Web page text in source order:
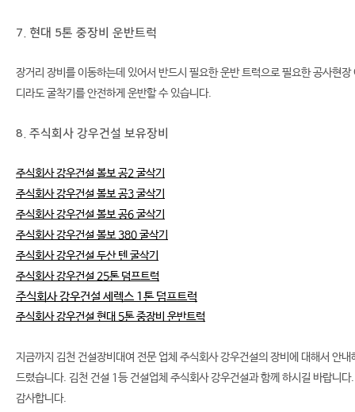
7. 현대 5톤 중장비 운반트럭
장거리 장비를 이동하는데 있어서 반드시 필요한 운반 트럭으로 필요한 공사현장
디라도 굴착기를 안전하게 운반할 수 있습니다.
8. 주식회사 강우건설 보유장비
주식회사 강우건설 볼보 공2 굴삭기
주식회사 강우건설 볼보 공3 굴삭기
주식회사 강우건설 볼보 공6 굴삭기
주식회사 강우건설 볼보 380 굴삭기
주식회사 강우건설 두산 텐 굴삭기
주식회사 강우건설 25톤 덤프트럭
주식회사 강우건설 세렉스 1톤 덤프트럭
주식회사 강우건설 현대 5톤 중장비 운반트럭
지금까지 김천 건설장비대여 전문 업체 주식회사 강우건설의 장비에 대해서 안내
드렸습니다. 김천 건설 1등 건설업체 주식회사 강우건설과 함께 하시길 바랍니다.
감사합니다.